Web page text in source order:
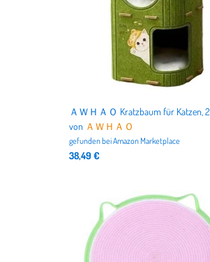
von ＡＷＨＡＯ
gefunden beiAmazon Marketplace
38,49 €